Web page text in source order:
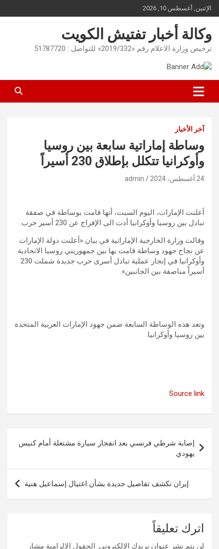
Skip
to
content
الإثنين, أغسطس 10, 2026
وكالة أخبار تفتيش الكويت
ترخيص وزارة الاعلام رقم «2019/332» للتواصل : 51787720
آخر الأخبار
وساطة إماراتية سابعة بين روسيا
وأوكرانيا تتكلل بإطلاق 230 أسيراً
24 أغسطس، 2024 admin
أعلنت الإمارات، اليوم السبت، أنها قامت بوساطة في صفقة
تبادل بين روسيا وأوكرانيا أدت الى الإفراج عن 230 أسير حرب.
وقالت وزارة الخارجية الإماراتية في بيان «أعلنت دولة الإمارات
عن نجاح جهود وساطة قامت بها بين جمهوريتي روسيا الاتحادية
وأوكرانيا في إنجاز عملية تبادل أسرى حرب جديدة شملت 230
أسيراً مناصفة بين الجانبين».
وتعد هذه الوساطة السابعة ضمن جهود الإمارات العربية المتحدة
بين روسيا وأوكرانيا.
Source link
المقالات
إصابة شرطي فرنسي بعد انفجار سيارة مشتعلة أمام كنيس
يهودي
إيران تكشف تفاصيل جديدة بشأن اغتيال إسماعيل هنية
اترك تعليقاً
لن يتم نشر عنوان بريدك الإلكتروني. الحقول الإلزامية مشار